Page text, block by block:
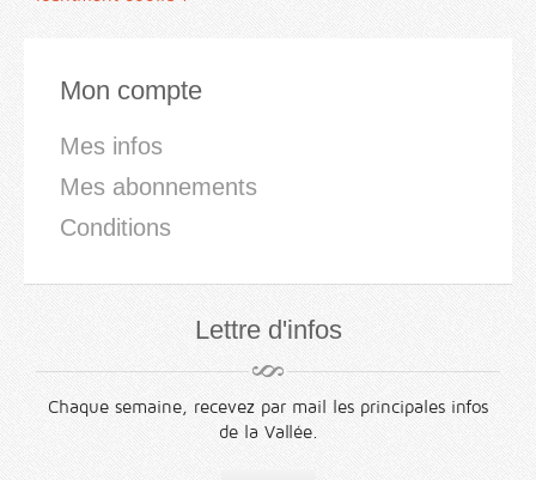
Mon compte
Mes infos
Mes abonnements
Conditions
Lettre d'infos
Chaque semaine, recevez par mail les principales infos
de la Vallée.